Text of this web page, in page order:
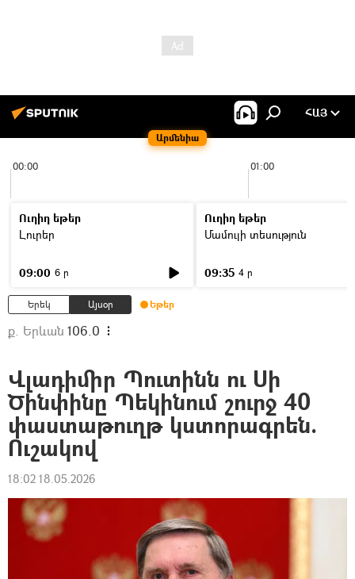
Արմենիա
ՀԱՅ
00:00 01:00
Ուղիղ եթեր
Լուրեր
09:00 6 ր
Ուղիղ եթեր
Մամուլի տեսություն
09:35 4 ր
Երեկ Այսօր Եթեր
ք. Երևան 106.0
Վլադիմիր Պուտինն ու Սի
Ծինփինը Պեկինում շուրջ 40
փաստաթուղթ կստորագրեն.
Ուշակով
18:02 18.05.2026